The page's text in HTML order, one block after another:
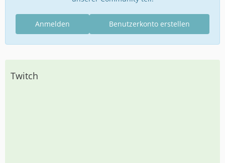
Benutzerkonto erstellen
Anmelden
Twitch